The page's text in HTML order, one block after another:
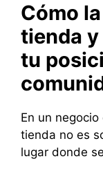
Cómo
tienda
tu
En un
tienda no es
lugar donde